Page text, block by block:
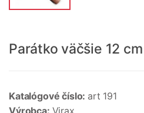
Parátko väčšie 12 cm
Katalógové číslo: art 191